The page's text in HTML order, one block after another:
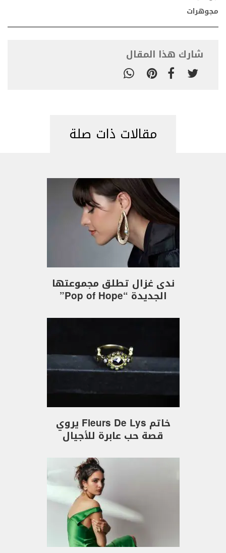
مجوهرات
شارك هذا المقال
مقالات ذات صلة
ندى غزال تطلق مجموعتها
الجديدة “Pop of Hope”
خاتم Fleurs De Lys يروي
قصة حب عابرة للأجيال